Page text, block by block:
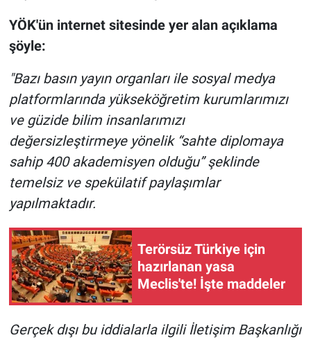
YÖK'ün internet sitesinde yer alan açıklama
şöyle:
"Bazı basın yayın organları ile sosyal medya
platformlarında yükseköğretim kurumlarımızı
ve güzide bilim insanlarımızı
değersizleştirmeye yönelik “sahte diplomaya
sahip 400 akademisyen olduğu” şeklinde
temelsiz ve spekülatif paylaşımlar
yapılmaktadır.
Terörsüz Türkiye için
hazırlanan yasa
Meclis'te! İşte maddeler
Gerçek dışı bu iddialarla ilgili İletişim Başkanlığı
Popüler
Programlar
Sağlık
Spor
Teknoloji
Türkiye'nin Geleceği
Türkiye'nin Gündemi
Yerel Gündem
Yerel Yaşam